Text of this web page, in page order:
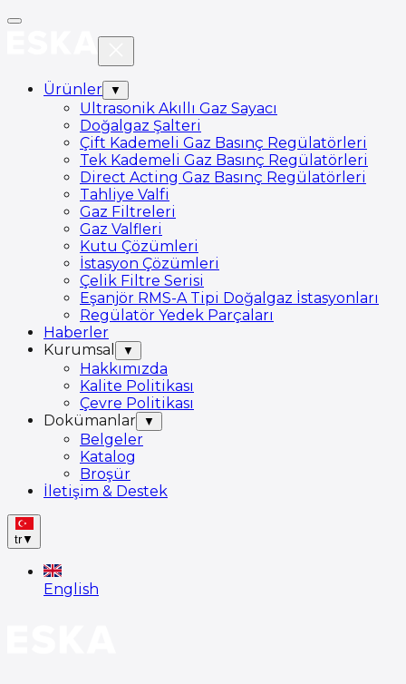
Ürünler ▼
Ultrasonik Akıllı Gaz Sayacı
Doğalgaz Şalteri
Çift Kademeli Gaz Basınç Regülatörleri
Tek Kademeli Gaz Basınç Regülatörleri
Direct Acting Gaz Basınç Regülatörleri
Tahliye Valfi
Gaz Filtreleri
Gaz Valfleri
Kutu Çözümleri
İstasyon Çözümleri
Çelik Filtre Serisi
Eşanjör RMS-A Tipi Doğalgaz İstasyonları
Regülatör Yedek Parçaları
Haberler
Kurumsal
▼
Hakkımızda
Kalite Politikası
Çevre Politikası
Dokümanlar
▼
Belgeler
Katalog
Broşür
İletişim & Destek
tr▼
English